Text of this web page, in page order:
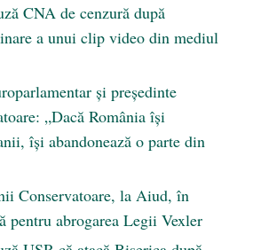
CNA de cenzură după
a unui clip video din mediul
și președinte
„Dacă România își
își abandonează o parte din
Conservatoare, la Aiud, în
pentru abrogarea Legii Vexler